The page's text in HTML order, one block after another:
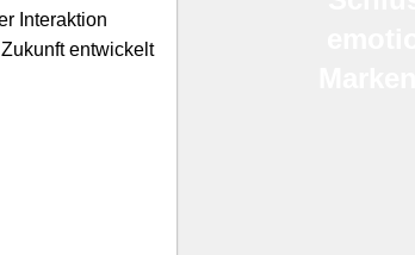
Interaktion
entwickelt